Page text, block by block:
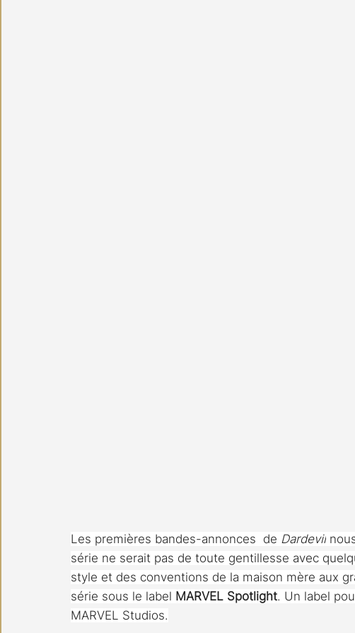
Les premières bandes-annonces  de Dardevil
série ne serait pas de toute gentillesse avec
style et des conventions de la maison mère aux
série sous le label MARVEL Spotlight. Un label
MARVEL Studios.